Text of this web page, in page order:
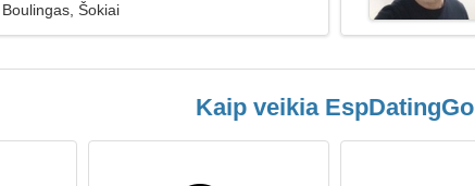
Boulingas, Šokiai
Kaip veikia EspDatingGo